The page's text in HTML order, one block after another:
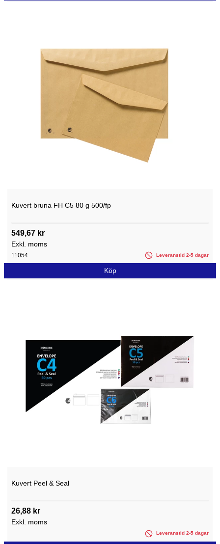
Kuvert bruna FH C5 80 g 500/fp
549,67 kr
Exkl. moms
11054 Leveranstid 2-5 dagar
Köp
Kuvert Peel & Seal
26,88 kr
Exkl. moms
Leveranstid 2-5 dagar